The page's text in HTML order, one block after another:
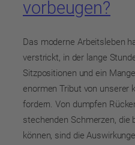
vorbeugen?
Das moderne Arbeitsleben
verstrickt, in der lange
Sitzpositionen und ein
enormen Tribut von unserer
fordern. Von dumpfen
stechenden Schmerzen, die
können, sind die